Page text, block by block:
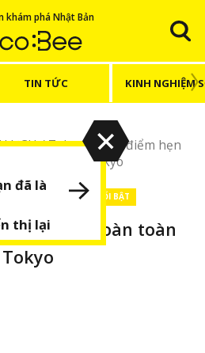
khám phá Nhật Bản
TIN TỨC KINH NGHIỆM
LỊCH/Tokyo/ 4 địa điểm hẹn
phí quanh Tokyo
khác BÀI VIẾT NỔI BẬT
lí tưởng hoàn toàn
thị lại
đã là